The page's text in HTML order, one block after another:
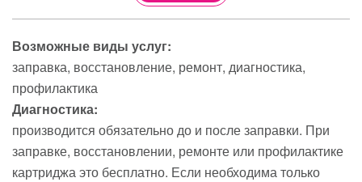
Возможные виды услуг:
заправка восстановление ремонт диагностика
профилактика
Диагностика:
производится обязательно до и после заправки. При
заправке, восстановлении, ремонте или профилактике
картриджа это бесплатно. Если необходима только